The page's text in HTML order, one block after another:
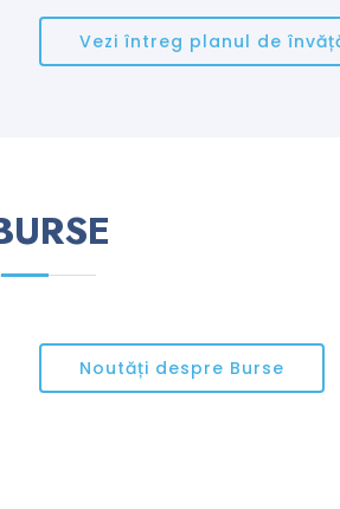
Vezi întreg planul de
Noutăți despre Burse